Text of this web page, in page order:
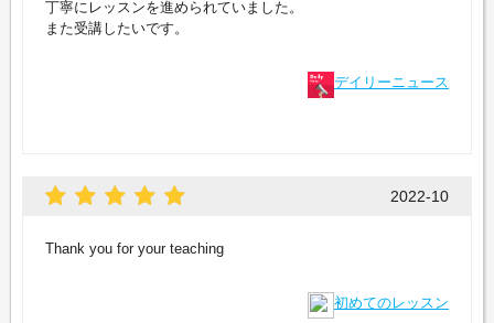
丁寧にレッスンを進められていました。
また受講したいです。
デイリーニュース
2022-10
Thank you for your teaching
初めてのレッスン